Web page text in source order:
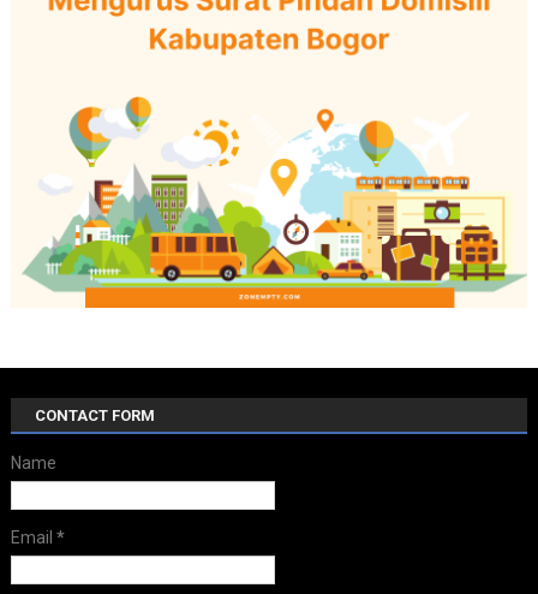
CONTACT FORM
Name
Email *